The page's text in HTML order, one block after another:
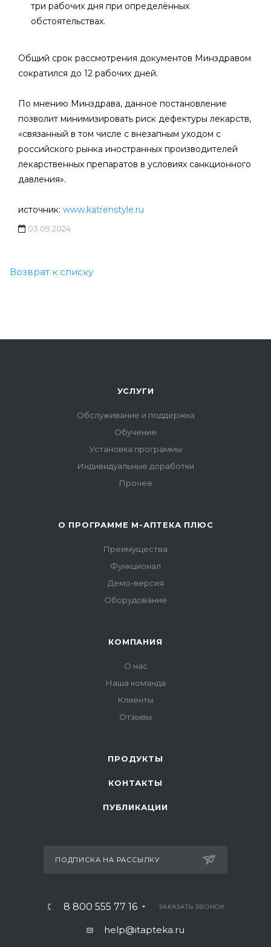
три рабочих дня при определённых
обстоятельствах.
Общий срок рассмотрения документов Минздравом
сократился до 12 рабочих дней.
По мнению Минздрава, данное постановление
позволит минимизировать риск дефектуры лекарств,
«связанный в том числе с внезапным уходом с
российского рынка иностранных производителей
лекарственных препаратов в условиях санкционного
давления».
источник: www.katrenstyle.ru
03.09.2024
Возврат к списку
УСЛУГИ
Обслуживание и поддержка
Обучение
Установка программы
Индивидуальные доработки
Прочее
О ПРОГРАММЕ М-АПТЕКА ПЛЮС
Преимущества
Функционал
Демо-версия
Оборудование
КОМПАНИЯ
О нас
Наша команда
Клиенты
Отзывы
ПРОДУКТЫ
КОНТАКТЫ
ПУБЛИКАЦИИ
ПОДПИСКА НА РАССЫЛКУ
8 800 555 77 16 ЗАКАЗАТЬ ЗВОНОК
help@itapteka.ru